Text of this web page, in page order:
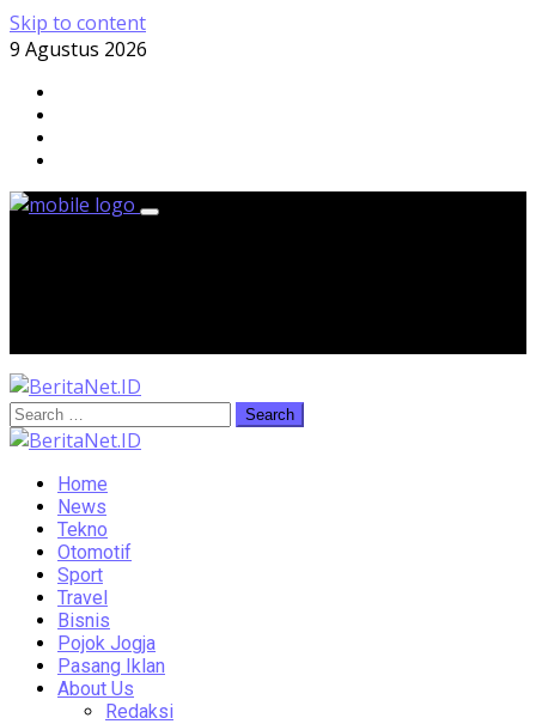
Skip to content
9 Agustus 2026
Home
News
Tekno
Otomotif
Sport
Travel
Bisnis
Pojok Jogja
Pasang Iklan
About Us
Redaksi